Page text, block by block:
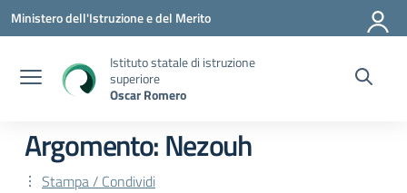
Vai ai contenuti
Vai al menu di navigazione
Vai al footer
Ministero dell'Istruzione e del Merito
Istituto statale di istruzione
superiore
Oscar Romero
Argomento: Nezouh
Stampa / Condividi